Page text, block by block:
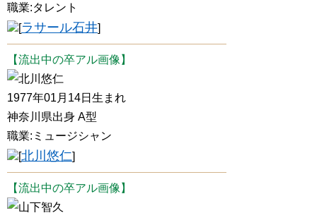
職業:タレント
[ラサール石井]
【流出中の卒アル画像】
北川悠仁
1977年01月14日生まれ
神奈川県出身 A型
職業:ミュージシャン
[北川悠仁]
【流出中の卒アル画像】
山下智久